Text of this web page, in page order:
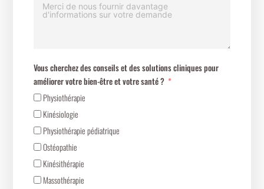
Vous cherchez des conseils et des solutions cliniques pour
améliorer votre bien-être et votre santé ?
Physiothérapie
Kinésiologie
Physiothérapie pédiatrique
Ostéopathie
Kinésithérapie
Massothérapie